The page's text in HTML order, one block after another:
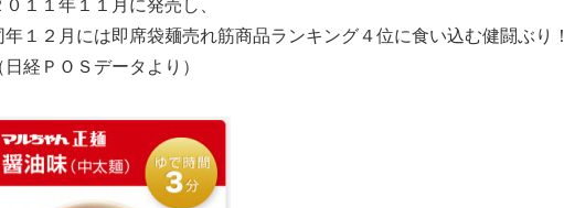
年１２月には即席袋麺売れ筋商品ランキング４位に食い込む健闘ぶり！
日経ＰＯＳデータより）